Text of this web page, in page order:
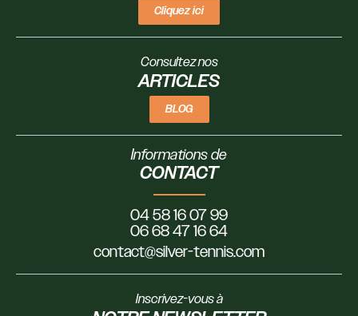
Cliquez ici
Consultez nos
ARTICLES
BLOG
Informations de
CONTACT
04 58 16 07 99
06 68 47 16 64
contact@silver-tennis.com
Inscrivez-vous à